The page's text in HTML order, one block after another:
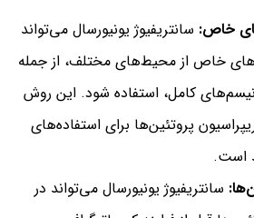
خاص: سانتریفیوژ یونیورسال می‌تواند
خاص از محیط‌های مختلف، از جمله
کامل، استفاده شود. این روش
پروتئین‌ها برای استفاده‌های
است.
سانتریفیوژ یونیورسال می‌تواند در